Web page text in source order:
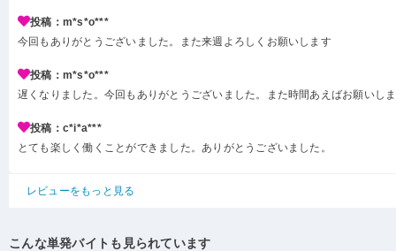
投稿：m*s*o***
今回もありがとうございました。また来週よろしくお願いします
投稿：m*s*o***
遅くなりました。今回もありがとうございました。また時間あえばお願いし
投稿：c*i*a***
とても楽しく働くことができました。ありがとうございました。
レビューをもっと見る
こんな単発バイトも見られています